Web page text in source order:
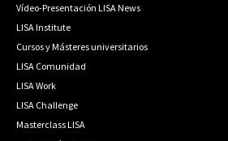
Vídeo-Presentación LISA News
LISA Institute
Cursos y Másteres universitarios
LISA Comunidad
LISA Work
LISA Challenge
Masterclass LISA